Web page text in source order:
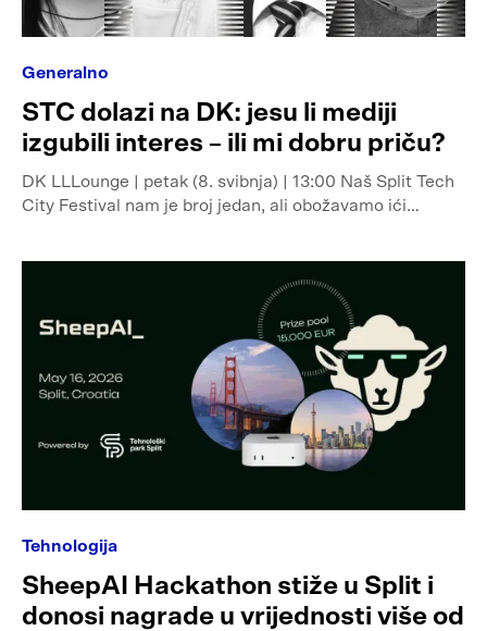
Generalno
STC dolazi na DK: jesu li mediji
izgubili interes – ili mi dobru priču?
DK LLLounge | petak (8. svibnja) | 13:00 Naš Split Tech
City Festival nam je broj jedan, ali obožavamo ići…
Tehnologija
SheepAI Hackathon stiže u Split i
donosi nagrade u vrijednosti više od